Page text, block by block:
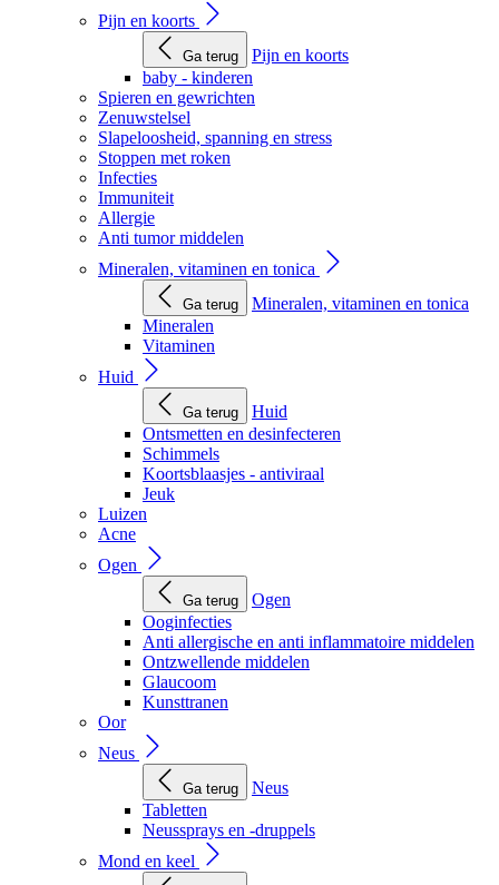
Pijn en koorts
Ga terug
Pijn en koorts
baby - kinderen
Spieren en gewrichten
Zenuwstelsel
Slapeloosheid, spanning en stress
Stoppen met roken
Infecties
Immuniteit
Allergie
Anti tumor middelen
Mineralen, vitaminen en tonica
Ga terug
Mineralen, vitaminen en tonica
Mineralen
Vitaminen
Huid
Ga terug
Huid
Ontsmetten en desinfecteren
Schimmels
Koortsblaasjes - antiviraal
Jeuk
Luizen
Acne
Ogen
Ga terug
Ogen
Ooginfecties
Anti allergische en anti inflammatoire middelen
Ontzwellende middelen
Glaucoom
Kunsttranen
Oor
Neus
Ga terug
Neus
Tabletten
Neussprays en -druppels
Mond en keel